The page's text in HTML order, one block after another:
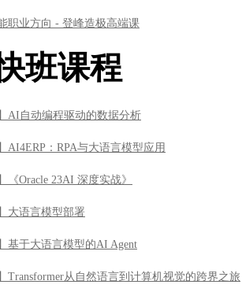
职业方向 - 登峰造极高端课
班课程
AI自动编程驱动的数据分析
AI4ERP：RPA与大语言模型应用
《Oracle 23AI 深度实战》
大语言模型部署
基于大语言模型的AI Agent
Transformer从自然语言到计算机视觉的跨界之旅